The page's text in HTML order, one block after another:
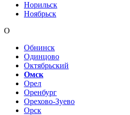
Норильск
Ноябрьск
О
Обнинск
Одинцово
Октябрьский
Омск
Орел
Оренбург
Орехово-Зуево
Орск